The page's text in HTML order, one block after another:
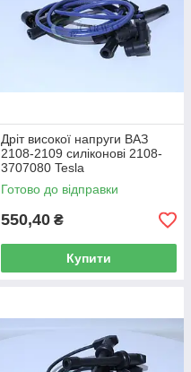
Дріт високої напруги ВАЗ
2108-2109 силіконові 2108-
3707080 Tesla
Готово до відправки
550,40 ₴
Купити